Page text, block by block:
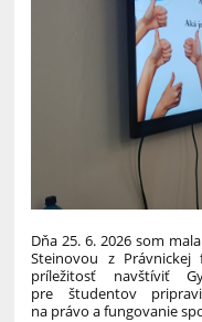
Dňa 25. 6. 2026 som
Steinovou z
príležitosť navštíviť
pre študentov
na právo a fungovanie